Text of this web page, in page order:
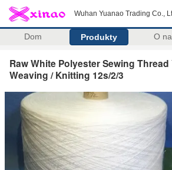
Wuhan Yuanao Trading Co.,
Dom Produkty O
Raw White Polyester Sewing
Weaving / Knitting 12s/2/3